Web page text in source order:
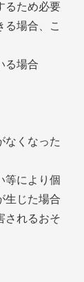
るため必要
る場合、こ
る場合
なくなった
等により個
生じた場合
されるおそ